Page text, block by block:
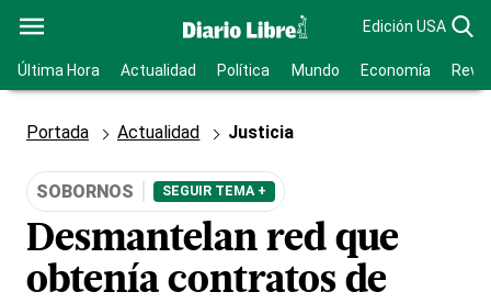
Edición USA
Última Hora Actualidad Política Mundo Economía
Portada Actualidad Justicia
SOBORNOS SEGUIR TEMA +
Desmantelan red que
obtenía contratos de